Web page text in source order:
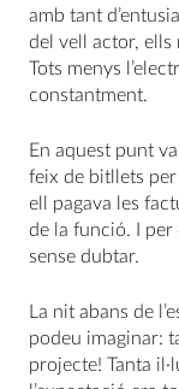
amb tant
del vell actor, ells
Tots menys
constantment.
En aquest punt
feix de bitllets
ell pagava les
de la funció. I per
sense dubtar.
La nit abans de
podeu imaginar:
projecte! Tanta